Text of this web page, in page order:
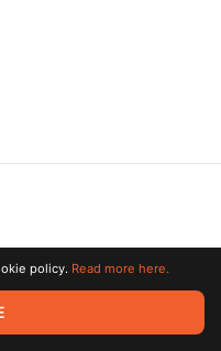
reserved. All trademarks
policy. Read more here.